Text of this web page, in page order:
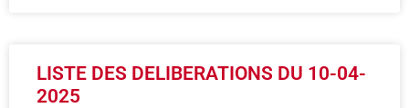
LISTE DES DELIBERATIONS DU 10-04-
2025